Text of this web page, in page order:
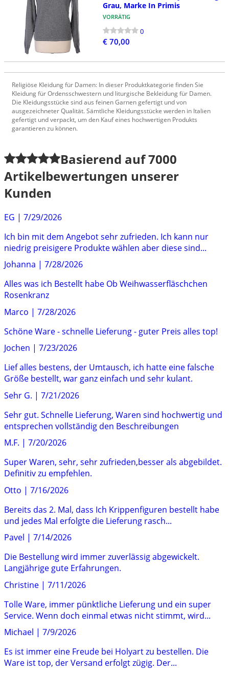
Grau, Marke In Primis
VORRÄTIG
0
€ 70,00
Religiöse Kleidung für Damen: In dieser Produktkategorie finden Sie
Kleidung für Ordensschwestern und liturgische Bekleidung für Damen.
Die Kleidungsstücke sind aus feinen Garnen gefertigt und von
ausgezeichneter Qualität. Sämtliche Kleidungsstücke werden in Italien
gefertigt und verpackt, um den Kauf eines hochwertigen Produkts
garantieren zu können.
Basierend auf7000
Artikelbewertungen unserer
Kunden
EG | 7/29/2026
Ich bin mit dem Angebot sehr zufrieden. Ich kann nur
niedrig preisigere Produkte wählen aber diese sind...
Johanna | 7/28/2026
Alles was ich Bestellt habe Ob Weihwasserfläschchen
Rosenkranz
Marco | 7/28/2026
Schöne Ware - schnelle Lieferung - guter Preis alles top!
Jochen | 7/23/2026
Lief alles bestens, der Umtausch, ich hatte eine falsche
Größe bestellt, war ganz einfach und sehr kulant.
Sehr G. | 7/21/2026
Sehr gut. Schnelle Lieferung, Waren sind hochwertig und
entsprechen vollständig den Beschreibungen
M.F. | 7/20/2026
Super Waren, sehr, sehr zufrieden,besser als abgebildet.
Definitiv zu empfehlen.
Otto | 7/16/2026
Bereits das 2. Mal, dass Ich Krippenfiguren bestellt habe
und jedes Mal erfolgte die Lieferung rasch...
Pavel | 7/14/2026
Die Bestellung wird immer zuverlässig abgewickelt.
Langjährige gute Erfahrungen.
Christine | 7/11/2026
Tolle Ware, immer pünktliche Lieferung und ein super
Service. Wenn doch einmal etwas nicht stimmt, wird...
Michael | 7/9/2026
Es ist immer eine Freude bei Holyart zu bestellen. Die
Ware ist top, der Versand erfolgt zügig. Der...